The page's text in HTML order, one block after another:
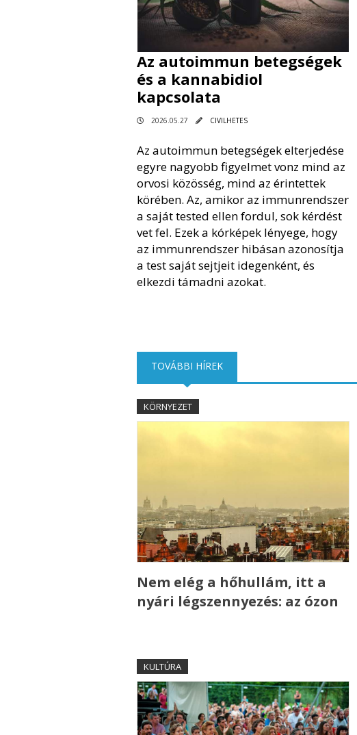
Az autoimmun betegségek
és a kannabidiol
kapcsolata
2026.05.27 CIVILHETES
Az autoimmun betegségek elterjedése
egyre nagyobb figyelmet vonz mind az
orvosi közösség, mind az érintettek
körében. Az, amikor az immunrendszer
a saját tested ellen fordul, sok kérdést
vet fel. Ezek a kórképek lényege, hogy
az immunrendszer hibásan azonosítja
a test saját sejtjeit idegenként, és
elkezdi támadni azokat.
TOVÁBBI HÍREK(AKTÍV FÜL)
KÖRNYEZET
Nem elég a hőhullám, itt a
nyári légszennyezés: az ózon
KULTÚRA